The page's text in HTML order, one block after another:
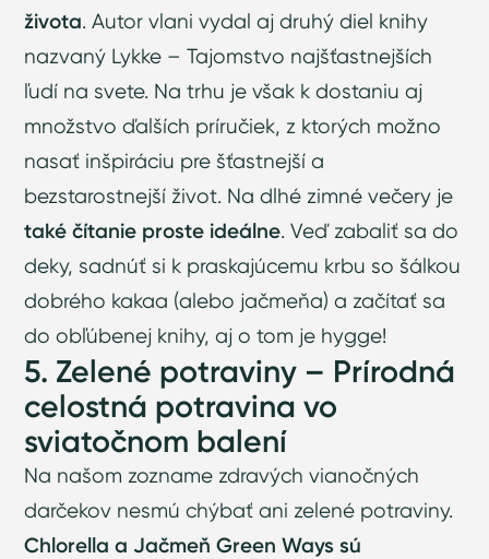
života. Autor vlani vydal aj druhý diel knihy
nazvaný Lykke – Tajomstvo najšťastnejších
ľudí na svete. Na trhu je však k dostaniu aj
množstvo ďalších príručiek, z ktorých možno
nasať inšpiráciu pre šťastnejší a
bezstarostnejší život. Na dlhé zimné večery je
také čítanie proste ideálne. Veď zabaliť sa do
deky, sadnúť si k praskajúcemu krbu so šálkou
dobrého kakaa (alebo jačmeňa) a začítať sa
do obľúbenej knihy, aj o tom je hygge!
5. Zelené potraviny – Prírodná
celostná potravina vo
sviatočnom balení
Na našom zozname zdravých vianočných
darčekov nesmú chýbať ani zelené potraviny.
Chlorella a Jačmeň Green Ways sú